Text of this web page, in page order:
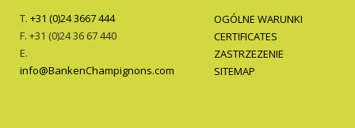
T. +31 (0)24 3667 444
F. +31 (0)24 36 67 440
E.
info@BankenChampignons.com
OGÓLNE WARUNKI
CERTIFICATES
ZASTRZEZENIE
SITEMAP